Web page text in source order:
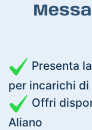
Presenta
per incarichi di
Offri
Aliano